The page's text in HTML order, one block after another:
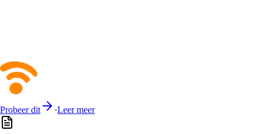
Probeer dit ·Leer meer